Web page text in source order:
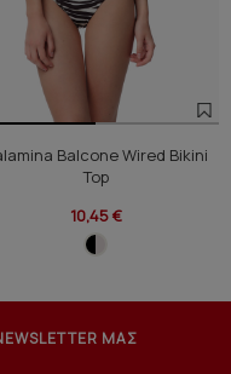
Balcone Wired Bikini
Top
10,45 €
ΜΑΣ